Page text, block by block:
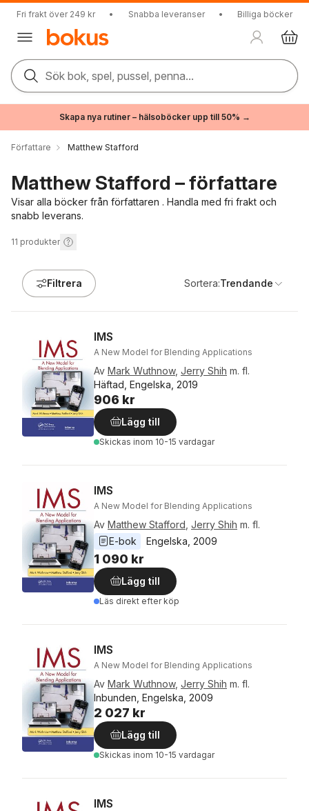
Fri frakt över 249 kr • Snabba leveranser • Billiga böcker
Sök bok, spel, pussel, penna...
Skapa nya rutiner – hälsoböcker upp till 50% →
Författare Matthew Stafford
Matthew Stafford – författare
Visar alla böcker från författaren . Handla med fri frakt och
snabb leverans.
11 produkter
Filtrera Sortera:Trendande
IMS
A New Model for Blending Applications
Av Mark Wuthnow, Jerry Shih m. fl.
Häftad, Engelska, 2019
906 kr
Lägg till
Skickas inom 10-15 vardagar
IMS
A New Model for Blending Applications
Av Matthew Stafford Jerry Shih m. fl.
E-bok
Engelska 2009
1 090 kr
Lägg till
Läs direkt efter köp
IMS
A New Model for Blending Applications
Av Mark Wuthnow, Jerry Shih m. fl.
Inbunden, Engelska, 2009
2 027 kr
Lägg till
Skickas inom 10-15 vardagar
IMS